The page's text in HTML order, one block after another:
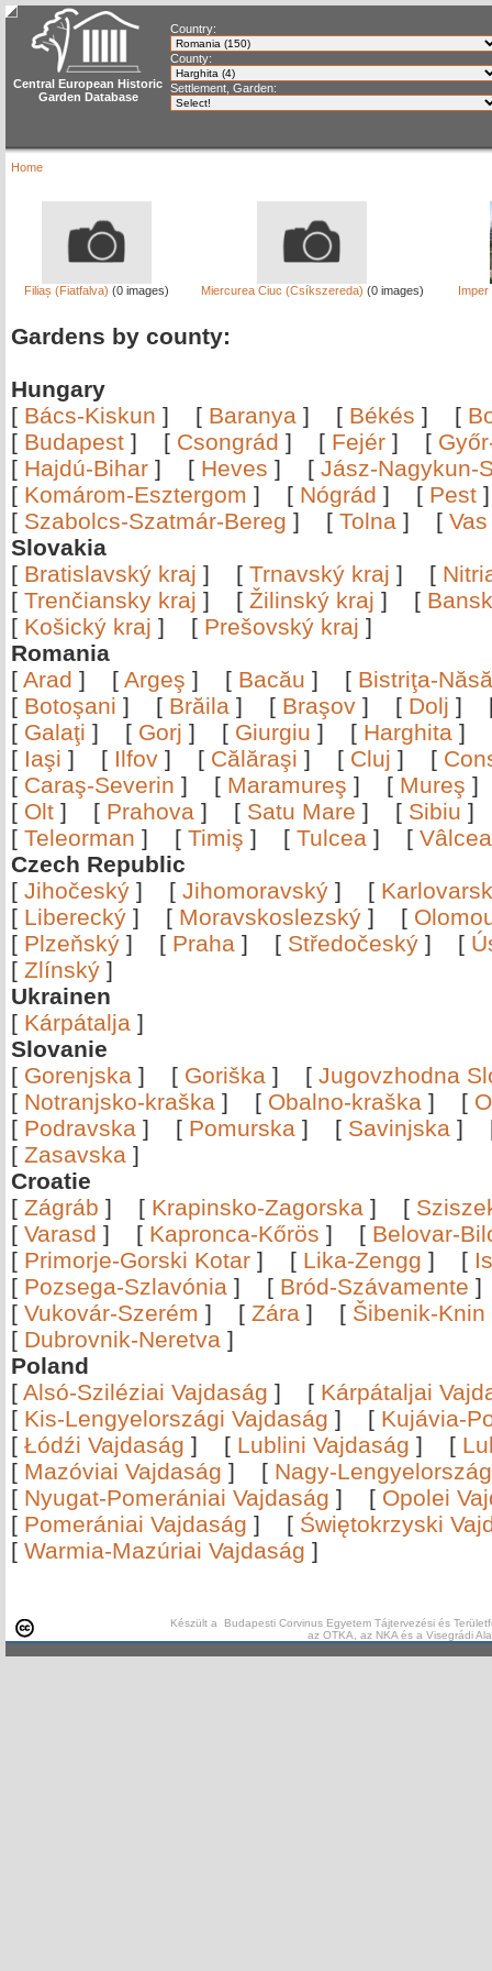
Central European Historic
Garden Database
Country:
County:
Settlement, Garden:
Home
Filiaș (Fiatfalva) (0 images) Miercurea Ciuc (Csíkszereda) (0 images)
Gardens by county:
Hungary
[ Bács-Kiskun ] [ Baranya ] [ Békés ] [
[ Budapest ] [ Csongrád ] [ Fejér ] [
[ Hajdú-Bihar ] [ Heves ] [ Jász-Nagykun-
[ Komárom-Esztergom ] [ Nógrád ] [ Pest
[ Szabolcs-Szatmár-Bereg ] [ Tolna ] [ Vas
Slovakia
[ Bratislavský kraj ] [ Trnavský kraj ] [
[ Trenčiansky kraj ] [ Žilinský kraj ] [
[ Košický kraj ] [ Prešovský kraj ]
Romania
[ Arad ] [ Argeş ] [ Bacău ] [ Bistriţa-
[ Botoşani ] [ Brăila ] [ Braşov ] [ Dolj ]
[ Galaţi ] [ Gorj ] [ Giurgiu ] [ Harghita ]
[ Iaşi ] [ Ilfov ] [ Călăraşi ] [ Cluj ] [
[ Caraş-Severin ] [ Maramureş ] [ Mureş
[ Olt ] [ Prahova ] [ Satu Mare ] [ Sibiu
[ Teleorman ] [ Timiş ] [ Tulcea ] [
Czech Republic
[ Jihočeský ] [ Jihomoravský ] [
[ Liberecký ] [ Moravskoslezský ] [
[ Plzeňský ] [ Praha ] [ Středočeský ] [
[ Zlínský ]
Ukrainen
[ Kárpátalja ]
Slovanie
[ Gorenjska ] [ Goriška ] [ Jugovzhodna
[ Notranjsko-kraška ] [ Obalno-kraška ] [
[ Podravska ] [ Pomurska ] [ Savinjska ]
[ Zasavska ]
Croatie
[ Zágráb ] [ Krapinsko-Zagorska ] [
[ Varasd ] [ Kapronca-Kőrös ] [ Belovar-
[ Primorje-Gorski Kotar ] [ Lika-Zengg ] [
[ Pozsega-Szlavónia ] [ Bród-Szávamente
[ Vukovár-Szerém ] [ Zára ] [ Šibenik-Knin
[ Dubrovnik-Neretva ]
Poland
[ Alsó-Sziléziai Vajdaság ] [ Kárpátaljai
[ Kis-Lengyelországi Vajdaság ] [ Kujávia-
[ Łódźi Vajdaság ] [ Lublini Vajdaság ] [
[ Mazóviai Vajdaság ] [ Nagy-
[ Nyugat-Pomerániai Vajdaság ] [ Opolei
[ Pomerániai Vajdaság ] [ Świętokrzyski
[ Warmia-Mazúriai Vajdaság ]
Készült a Budapesti Corvinus Egyetem Tájtervezési és
az OTKA, az NKA és a Visegrádi